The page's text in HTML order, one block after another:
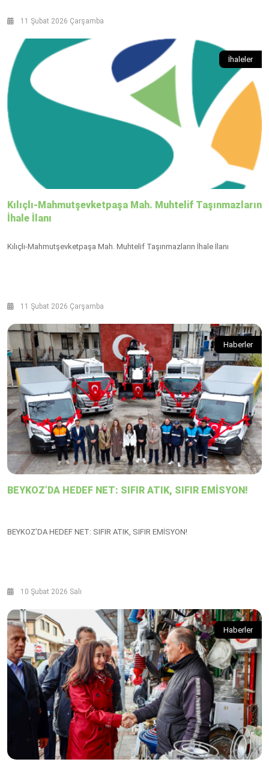
11 Şubat 2026 Çarşamba
İhaleler
Kılıçlı-Mahmutşevketpaşa Mah. Muhtelif Taşınmazların
İhale İlanı
Kılıçlı-Mahmutşevketpaşa Mah. Muhtelif Taşınmazların İhale İlanı
11 Şubat 2026 Çarşamba
Haberler
BEYKOZ’DA HEDEF NET: SIFIR ATIK, SIFIR EMİSYON!
BEYKOZ’DA HEDEF NET: SIFIR ATIK, SIFIR EMİSYON!
10 Şubat 2026 Salı
Haberler